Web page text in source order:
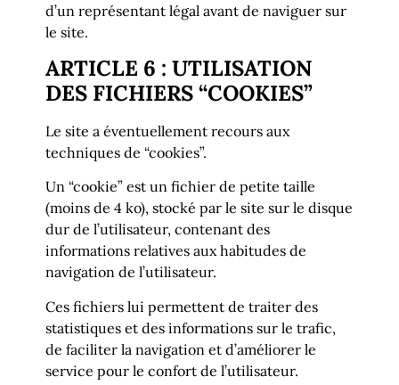
d’un représentant légal avant de naviguer sur
le site.
ARTICLE 6 : UTILISATION
DES FICHIERS “COOKIES”
Le site a éventuellement recours aux
techniques de “cookies”.
Un “cookie” est un fichier de petite taille
(moins de 4 ko), stocké par le site sur le disque
dur de l’utilisateur, contenant des
informations relatives aux habitudes de
navigation de l’utilisateur.
Ces fichiers lui permettent de traiter des
statistiques et des informations sur le trafic,
de faciliter la navigation et d’améliorer le
service pour le confort de l’utilisateur.